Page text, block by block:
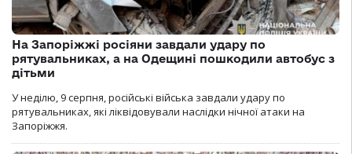
На Запоріжжі росіяни завдали удару по
рятувальниках, а на Одещині пошкодили автобус з
дітьми
У неділю, 9 серпня, російські війська завдали удару по
рятувальниках, які ліквідовували наслідки нічної атаки на
Запоріжжя.